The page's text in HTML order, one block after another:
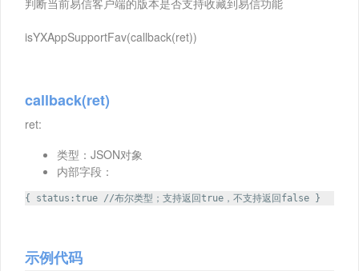
判断当前易信客户端的版本是否支持收藏到易信功能
isYXAppSupportFav(callback(ret))
callback(ret)
ret:
类型：JSON对象
内部字段：
{ status:true //布尔类型；支持返回true，不支持返回false }
示例代码